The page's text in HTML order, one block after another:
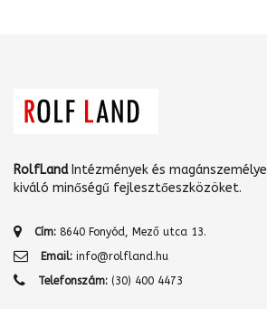
RolfLandIntézmények és
kiváló minőségű fejlesztőeszközöket.
Cím: 8640 Fonyód, Mező utca 13.
Email: info@rolfland.hu
Telefonszám: (30) 400 4473